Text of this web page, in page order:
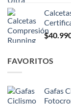
$
FAVORITOS
Gafas